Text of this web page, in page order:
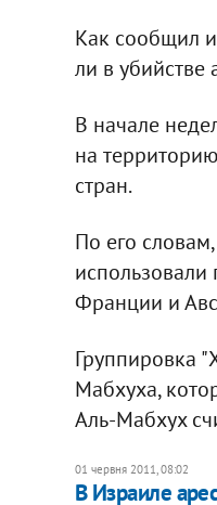
Как сообщил
ли в убийстве
В начале
на
стран.
По его
Франции и
Группировка
Мабхуха,
Аль-Мабхух
01 червня 2011, 08:02
В Израиле